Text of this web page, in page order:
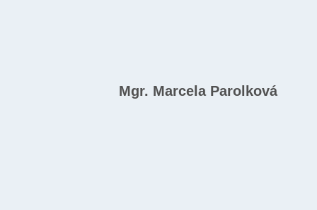
Mgr. Marcela Parolková